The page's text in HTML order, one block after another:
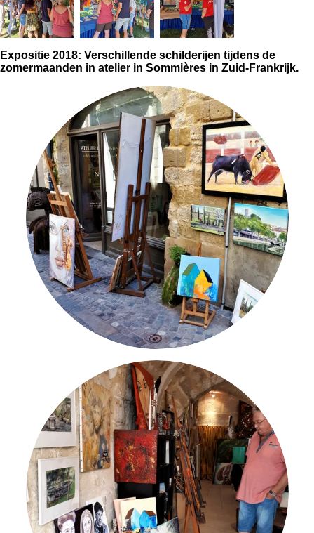
Expositie 2018: Verschillende schilderijen tijdens de
zomermaanden in atelier in Sommières in Zuid-Frankrijk.